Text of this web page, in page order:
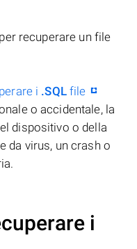
recuperare un file
i .SQLfile
o accidentale, la
dispositivo o della
da virus, un crash o
i